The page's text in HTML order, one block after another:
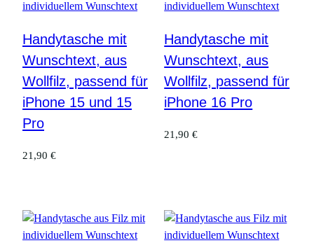
Handytasche mit
Wunschtext, aus
Wollfilz, passend für
iPhone 15 und 15
Pro
21,90 €
Handytasche mit
Wunschtext, aus
Wollfilz, passend für
iPhone 16 Pro
21,90€